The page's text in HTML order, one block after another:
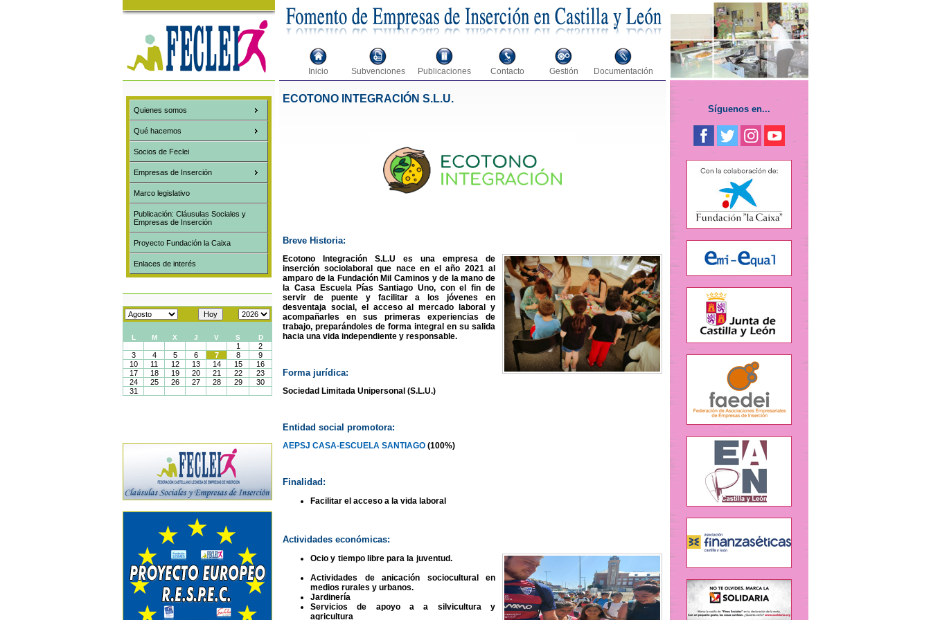
Inicio Subvenciones Publicaciones Contacto Gestión Documentación
Quienes somos
Qué hacemos
Socios de Feclei
Empresas de Inserción
Marco legislativo
Publicación: Cláusulas Sociales y
Empresas de Inserción
Proyecto Fundación la Caixa
Enlaces de interés
ECOTONO INTEGRACIÓN S.L.U.
Breve Historia:
Ecotono Integración S.L.U es una empresa de
inserción sociolaboral que nace en el año 2021 al
amparo de la Fundación Mil Caminos y de la mano de
la Casa Escuela Pías Santiago Uno, con el fin de
servir de puente y facilitar a los jóvenes en
desventaja social, el acceso al mercado laboral y
acompañarles en sus primeras experiencias de
trabajo, preparándoles de forma integral en su salida
hacia una vida independiente y responsable.
Forma jurídica:
Sociedad Limitada Unipersonal (S.L.U.)
Entidad social promotora:
AEPSJ CASA-ESCUELA SANTIAGO (100%)
Finalidad:
Facilitar el acceso a la vida laboral
Actividades económicas:
Ocio y tiempo libre para la juventud.
Actividades de anicación sociocultural en
medios rurales y urbanos.
Jardinería
Servicios de apoyo a a silvicultura y
agricultura
Síguenos en...